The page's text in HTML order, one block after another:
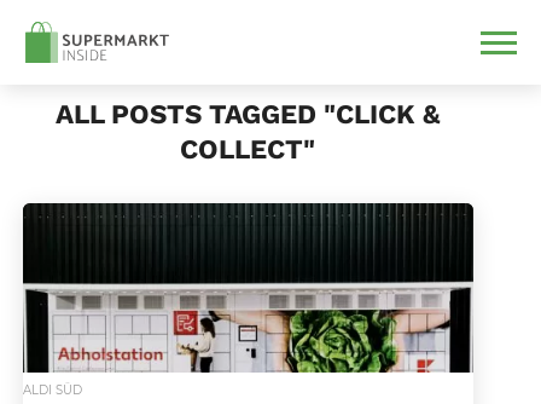
ALL POSTS TAGGED "CLICK &
COLLECT"
ALDI SÜD